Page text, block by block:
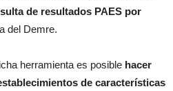
de resultados PAES por
del Demre.
herramienta es posible hacer
de características